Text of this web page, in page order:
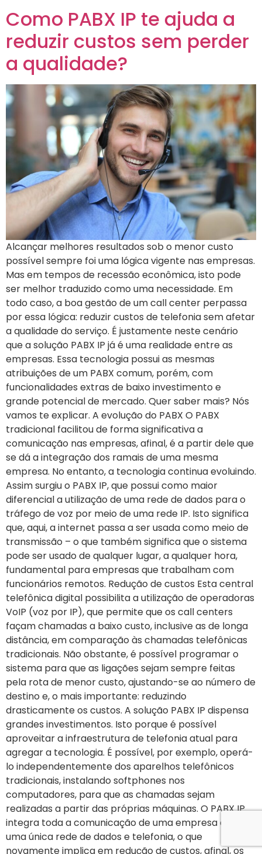
Como PABX IP te ajuda a
reduzir custos sem perder
a qualidade?
Alcançar melhores resultados sob o menor custo
possível sempre foi uma lógica vigente nas empresas.
Mas em tempos de recessão econômica, isto pode
ser melhor traduzido como uma necessidade. Em
todo caso, a boa gestão de um call center perpassa
por essa lógica: reduzir custos de telefonia sem afetar
a qualidade do serviço. É justamente neste cenário
que a solução PABX IP já é uma realidade entre as
empresas. Essa tecnologia possui as mesmas
atribuições de um PABX comum, porém, com
funcionalidades extras de baixo investimento e
grande potencial de mercado. Quer saber mais? Nós
vamos te explicar. A evolução do PABX O PABX
tradicional facilitou de forma significativa a
comunicação nas empresas, afinal, é a partir dele que
se dá a integração dos ramais de uma mesma
empresa. No entanto, a tecnologia continua evoluindo.
Assim surgiu o PABX IP, que possui como maior
diferencial a utilização de uma rede de dados para o
tráfego de voz por meio de uma rede IP. Isto significa
que, aqui, a internet passa a ser usada como meio de
transmissão – o que também significa que o sistema
pode ser usado de qualquer lugar, a qualquer hora,
fundamental para empresas que trabalham com
funcionários remotos. Redução de custos Esta central
telefônica digital possibilita a utilização de operadoras
VoIP (voz por IP), que permite que os call centers
façam chamadas a baixo custo, inclusive as de longa
distância, em comparação às chamadas telefônicas
tradicionais. Não obstante, é possível programar o
sistema para que as ligações sejam sempre feitas
pela rota de menor custo, ajustando-se ao número de
destino e, o mais importante: reduzindo
drasticamente os custos. A solução PABX IP dispensa
grandes investimentos. Isto porque é possível
aproveitar a infraestrutura de telefonia atual para
agregar a tecnologia. É possível, por exemplo, operá-
lo independentemente dos aparelhos telefônicos
tradicionais, instalando softphones nos
computadores, para que as chamadas sejam
realizadas a partir das próprias máquinas. O PABX IP
integra toda a comunicação de uma empresa em
uma única rede de dados e telefonia, o que
novamente implica em redução de custos, afinal, os